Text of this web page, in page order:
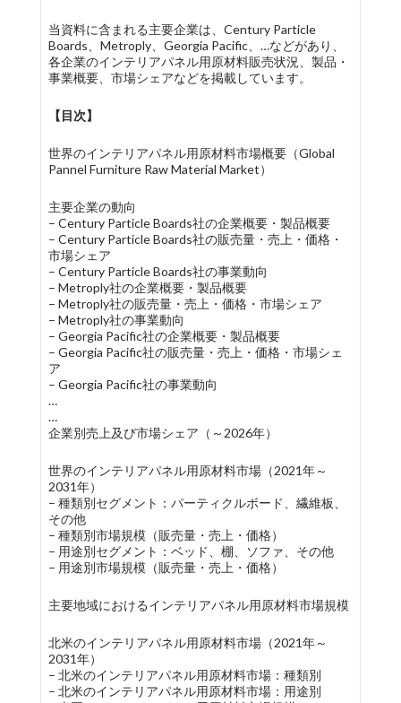
当資料に含まれる主要企業は、Century Particle
Boards、Metroply、Georgia Pacific、…などがあり、
各企業のインテリアパネル用原材料販売状況、製品・
事業概要、市場シェアなどを掲載しています。
【目次】
世界のインテリアパネル用原材料市場概要（Global
Pannel Furniture Raw Material Market）
主要企業の動向
– Century Particle Boards社の企業概要・製品概要
– Century Particle Boards社の販売量・売上・価格・
市場シェア
– Century Particle Boards社の事業動向
– Metroply社の企業概要・製品概要
– Metroply社の販売量・売上・価格・市場シェア
– Metroply社の事業動向
– Georgia Pacific社の企業概要・製品概要
– Georgia Pacific社の販売量・売上・価格・市場シェ
ア
– Georgia Pacific社の事業動向
…
…
企業別売上及び市場シェア（～2026年）
世界のインテリアパネル用原材料市場（2021年～
2031年）
– 種類別セグメント：パーティクルボード、繊維板、
その他
– 種類別市場規模（販売量・売上・価格）
– 用途別セグメント：ベッド、棚、ソファ、その他
– 用途別市場規模（販売量・売上・価格）
主要地域におけるインテリアパネル用原材料市場規模
北米のインテリアパネル用原材料市場（2021年～
2031年）
– 北米のインテリアパネル用原材料市場：種類別
– 北米のインテリアパネル用原材料市場：用途別